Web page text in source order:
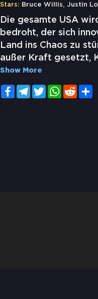
Stars: Bruce Willis, Justin
Die gesamte USA
bedroht, der sich
Land ins Chaos zu
außer Kraft gesetzt,
Show More
FacebookTelegramTwitterWhatsApp
Reddit